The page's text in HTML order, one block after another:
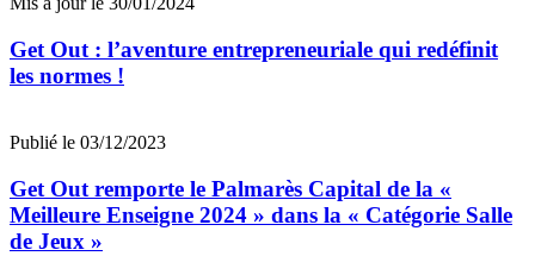
Get Out : l’aventure entrepreneuriale qui redéfinit
les normes !
Publié le 03/12/2023
Get Out remporte le Palmarès Capital de la «
Meilleure Enseigne 2024 » dans la « Catégorie Salle
de Jeux »